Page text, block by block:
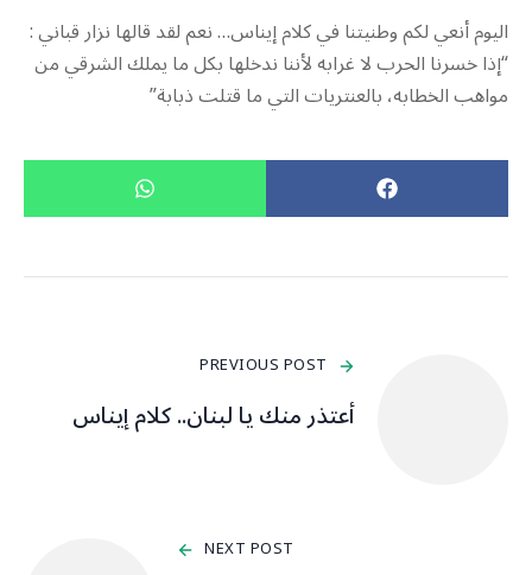
اليوم أنعي لكم وطنيتنا في كلام إيناس… ‎نعم لقد قالها نزار قباني :
“إذا خسرنا الحرب لا غرابه لأننا ندخلها بكل ما يملك الشرقي من
مواهب الخطابه، بالعنتريات التي ما قتلت ذبابة”
PREVIOUS POST
أعتذر منك يا لبنان.. كلام إيناس
NEXT POST